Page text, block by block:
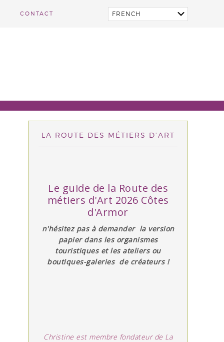
CONTACT
LA ROUTE DES MÉTIERS D’ART
Le guide de la Route des
métiers d'Art 2026 Côtes
d'Armor
n'hésitez pas à demander la version
papier dans les organismes
touristiques et les ateliers ou
boutiques-galeries de créateurs !
Christine est membre fondateur de La